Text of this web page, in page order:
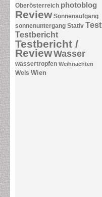
Oberösterreich photoblog
Review Sonnenaufgang
sonnenuntergang Stativ Test
Testbericht
Testbericht /
ReviewWasser
wassertropfen Weihnachten
Wels Wien